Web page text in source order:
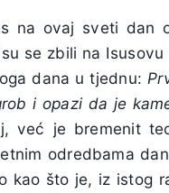
na ovaj sveti dan
se zbili na
dana u tjednu:
i opazi da je
već je bremenit
odredbama
kao što je, iz istog